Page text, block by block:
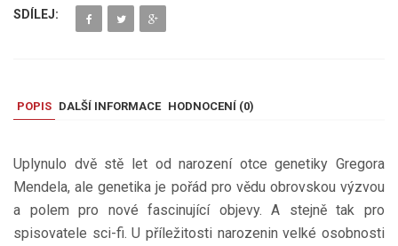
SDÍLEJ:
POPIS DALŠÍ INFORMACE HODNOCENÍ (0)
Uplynulo dvě stě let od narození otce genetiky Gregora
Mendela, ale genetika je pořád pro vědu obrovskou výzvou
a polem pro nové fascinující objevy. A stejně tak pro
spisovatele sci-fi. U příležitosti narozenin velké osobnosti